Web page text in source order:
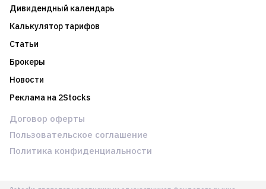
Дивидендный календарь
Калькулятор тарифов
Статьи
Брокеры
Новости
Реклама на 2Stocks
Договор оферты
Пользовательское соглашение
Политика конфиденциальности